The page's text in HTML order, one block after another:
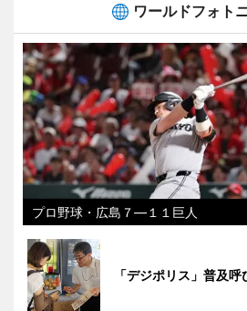
ワールドフォト
プロ野球・広島７―１１巨人
「デジポリス」普及呼